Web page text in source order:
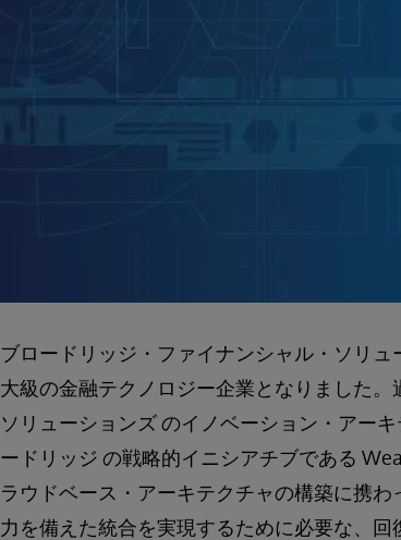
ブロードリッジ・ファイナンシャル・ソリ
大級の金融テクノロジー企業となりました
ソリューションズ のイノベーション・アー
ードリッジ の戦略的イニシアチブである
ラウドベース・アーキテクチャの構築に携
力を備えた統合を実現するために必要な、